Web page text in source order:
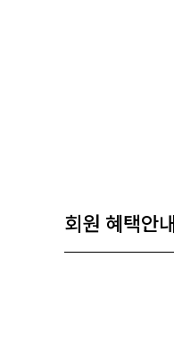
회원 혜택안내